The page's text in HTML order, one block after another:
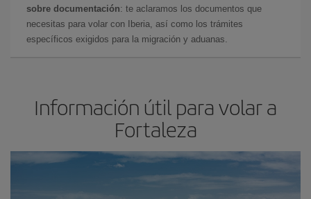
sobre documentación: te aclaramos los documentos que
necesitas para volar con Iberia, así como los trámites
específicos exigidos para la migración y aduanas.
Información útil para volar a
Fortaleza